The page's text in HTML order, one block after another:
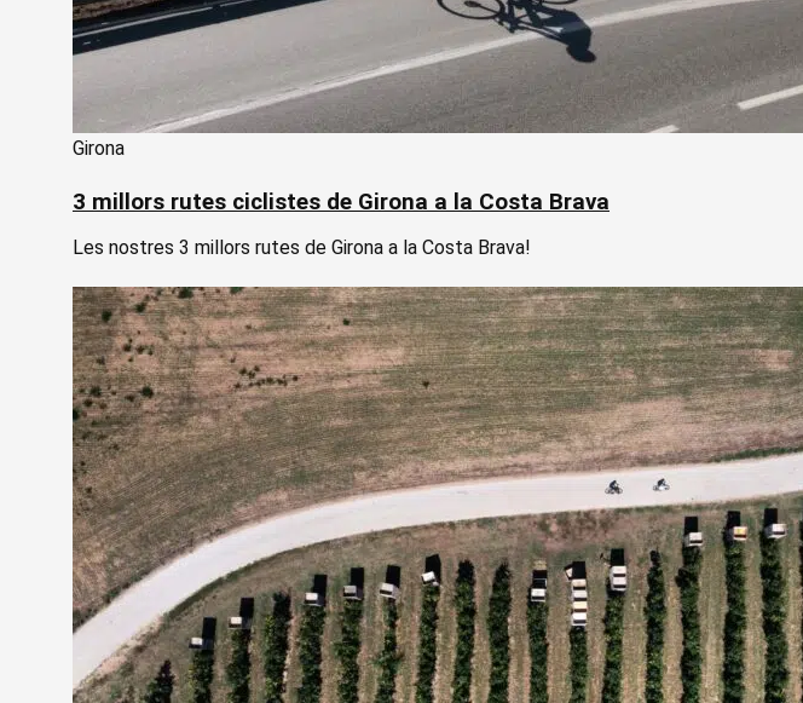
Girona
3 millors rutes ciclistes de Girona a la Costa Brava
Les nostres 3 millors rutes de Girona a la Costa Brava!